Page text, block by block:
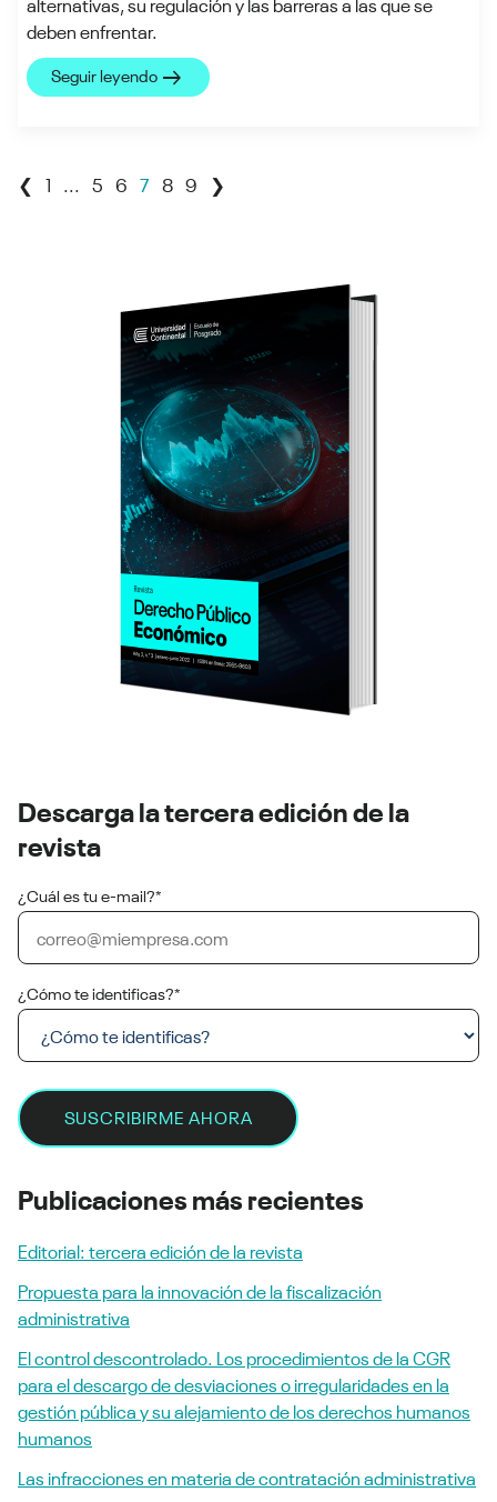
deben enfrentar.
Seguir leyendo arrow_right_alt
❮ 1 ... 5 6 7 8 9 ❯
Descarga la tercera edición de la
revista
¿Cuál es tu e-mail?*
¿Cómo te identificas?*
Publicaciones más recientes
Editorial: tercera edición de la revista
Propuesta para la innovación de la fiscalización
administrativa
El control descontrolado. Los procedimientos de la CGR
para el descargo de desviaciones o irregularidades en la
gestión pública y su alejamiento de los derechos humanos
humanos
Las infracciones en materia de contratación administrativa